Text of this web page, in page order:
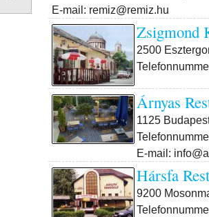
E-mail: remiz@remiz.hu
Zsigmond
2500
Árnyas
1125
E-mail:
Hársfa
9200